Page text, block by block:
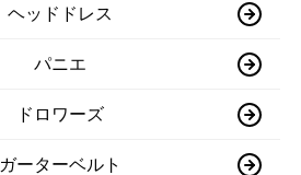
ヘッドドレス
パニエ
ドロワーズ
ガーターベルト